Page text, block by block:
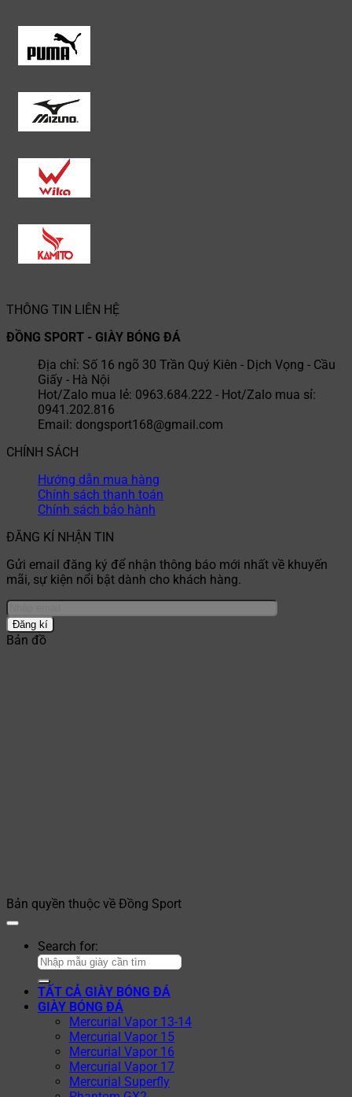
THÔNG TIN LIÊN HỆ
ĐỒNG SPORT - GIÀY BÓNG ĐÁ
Địa chỉ: Số 16 ngõ 30 Trần Quý Kiên - Dịch Vọng - Cầu
Giấy - Hà Nội
Hot/Zalo mua lẻ: 0963.684.222 - Hot/Zalo mua sỉ:
0941.202.816
Email: dongsport168@gmail.com
CHÍNH SÁCH
Hướng dẫn mua hàng
Chính sách thanh toán
Chính sách bảo hành
ĐĂNG KÍ NHẬN TIN
Gửi email đăng ký để nhận thông báo mới nhất về khuyến
mãi, sự kiện nổi bật dành cho khách hàng.
Bản đồ
Bản quyền thuộc về Đồng Sport
Search for:
TẤT CẢ GIÀY BÓNG ĐÁ
GIÀY BÓNG ĐÁ
Mercurial Vapor 13-14
Mercurial Vapor 15
Mercurial Vapor 16
Mercurial Vapor 17
Mercurial Superfly